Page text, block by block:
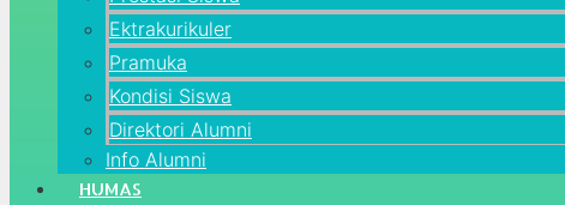
Ektrakurikuler
Pramuka
Kondisi Siswa
Direktori Alumni
Info Alumni
HUMAS